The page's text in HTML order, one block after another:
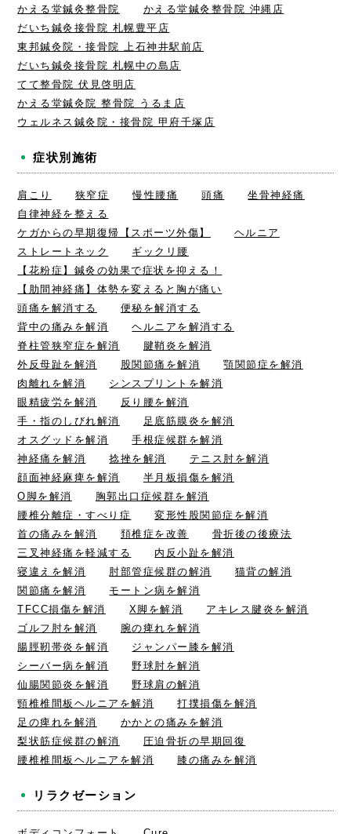
かえる堂鍼灸整骨院
かえる堂鍼灸整骨院 沖縄店
だいち鍼灸接骨院 札幌豊平店
東邦鍼灸院・接骨院 上石神井駅前店
だいち鍼灸接骨院 札幌中の島店
てて整骨院 伏見啓明店
かえる堂鍼灸院 整骨院 うるま店
ウェルネス鍼灸院・接骨院 甲府千塚店
症状別施術
肩こり 狭窄症 慢性腰痛 頭痛
坐骨神経痛
自律神経を整える
ケガからの早期復帰【スポーツ外傷】
ヘルニア
ストレートネック
ギックリ腰
【花粉症】鍼灸の効果で症状を抑える！
【肋間神経痛】体勢を変えると胸が痛い
頭痛を解消する
便秘を解消する
背中の痛みを解消
ヘルニアを解消する
脊柱管狭窄症を解消
腱鞘炎を解消
外反母趾を解消
股関節痛を解消
顎関節症を解消
肉離れを解消
シンスプリントを解消
眼精疲労を解消
反り腰を解消
手・指のしびれ解消
足底筋膜炎を解消
オスグッドを解消
手根症候群を解消
神経痛を解消
捻挫を解消
テニス肘を解消
顔面神経麻痺を解消
半月板損傷を解消
O脚を解消
胸郭出口症候群を解消
腰椎分離症・すべり症
変形性股関節症を解消
首の痛みを解消
頚椎症を改善
骨折後の後療法
三叉神経痛を軽減する
内反小趾を解消
寝違えを解消
肘部管症候群の解消
猫背の解消
関節痛を解消
モートン病を解消
TFCC損傷を解消
X脚を解消
アキレス腱炎を解消
ゴルフ肘を解消
腕の痺れを解消
腸脛靭帯炎を解消
ジャンパー膝を解消
シーバー病を解消
野球肘を解消
仙腸関節炎を解消
野球肩の解消
頸椎椎間板ヘルニアを解消
打撲損傷を解消
足の痺れを解消
かかとの痛みを解消
梨状筋症候群の解消
圧迫骨折の早期回復
腰椎椎間板ヘルニアを解消
膝の痛みを解消
リラクゼーション